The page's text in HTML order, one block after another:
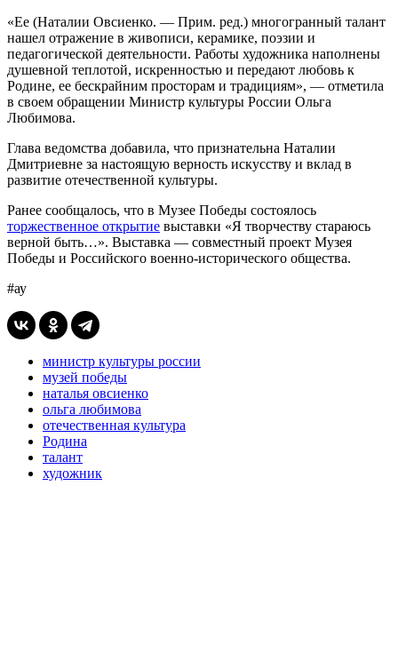
«Ее (Наталии Овсиенко. — Прим. ред.) многогранный талант
нашел отражение в живописи, керамике, поэзии и
педагогической деятельности. Работы художника наполнены
душевной теплотой, искренностью и передают любовь к
Родине, ее бескрайним просторам и традициям», — отметила
в своем обращении Министр культуры России Ольга
Любимова.
Глава ведомства добавила, что признательна Наталии
Дмитриевне за настоящую верность искусству и вклад в
развитие отечественной культуры.
Ранее сообщалось, что в Музее Победы состоялось
торжественное открытие выставки «Я творчеству стараюсь
верной быть…». Выставка — совместный проект Музея
Победы и Российского военно‑исторического общества.
#ау
министр культуры россии
музей победы
наталья овсиенко
ольга любимова
отечественная культура
Родина
талант
художник